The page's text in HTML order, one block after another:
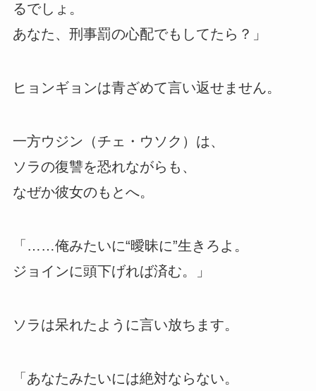
るでしょ。
あなた、刑事罰の心配でもしてたら？」
ヒョンギョンは青ざめて言い返せません。
一方ウジン（チェ・ウソク）は、
ソラの復讐を恐れながらも、
なぜか彼女のもとへ。
「……俺みたいに“曖昧に”生きろよ。
ジョインに頭下げれば済む。」
ソラは呆れたように言い放ちます。
「あなたみたいには絶対ならない。